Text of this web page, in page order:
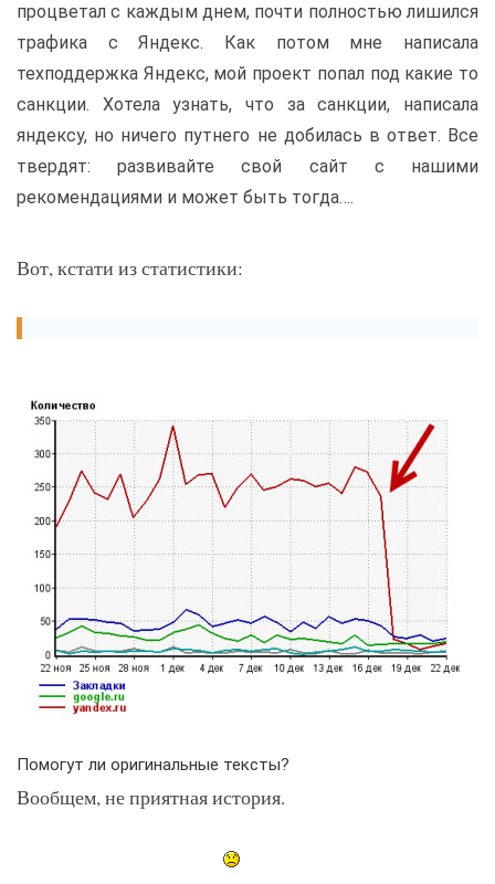
процветал с каждым днем, почти полностью лишился
трафика с Яндекс. Как потом мне написала
техподдержка Яндекс, мой проект попал под какие то
санкции. Хотела узнать, что за санкции, написала
яндексу, но ничего путнего не добилась в ответ. Все
твердят: развивайте свой сайт с нашими
рекомендациями и может быть тогда….
Вот, кстати из статистики:
Помогут ли оригинальные тексты?
Вообщем, не приятная история.